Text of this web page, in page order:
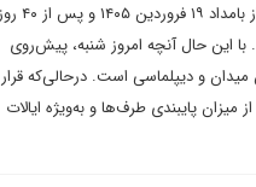
چهار روز از توافق آتش‌بس دو هفته‌ای میان تهران و واشنگتن می‌گذرد؛ توافقی که از بامداد ۱۹ فروردین ۱۴۰۵ و پس از ۴۰ روز
این حال آنچه امروز شنبه، پیش‌روی
میدان و دیپلماسی است. در‌حالی‌که قرار
پایبندی طرف‌ها و به‌ویژه ایالات